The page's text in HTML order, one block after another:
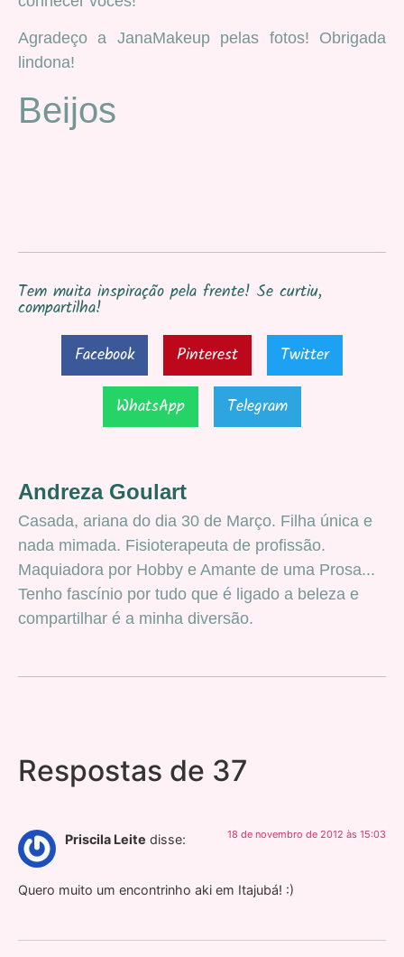
Agradeço a JanaMakeup pelas fotos! Obrigada
lindona!
Beijos
Tem muita inspiração pela frente! Se curtiu,
compartilha!
Facebook
Pinterest
Twitter
WhatsApp
Telegram
Andreza Goulart
Casada, ariana do dia 30 de Março. Filha única e
nada mimada. Fisioterapeuta de profissão.
Maquiadora por Hobby e Amante de uma Prosa...
Tenho fascínio por tudo que é ligado a beleza e
compartilhar é a minha diversão.
Respostas de 37
Priscila Leite disse: 18 de novembro de 2012 às 15:03
Quero muito um encontrinho aki em Itajubá! :)